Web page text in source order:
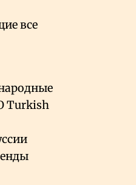
все
Turkish